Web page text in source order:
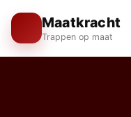
Maatkracht
Trappen op maat